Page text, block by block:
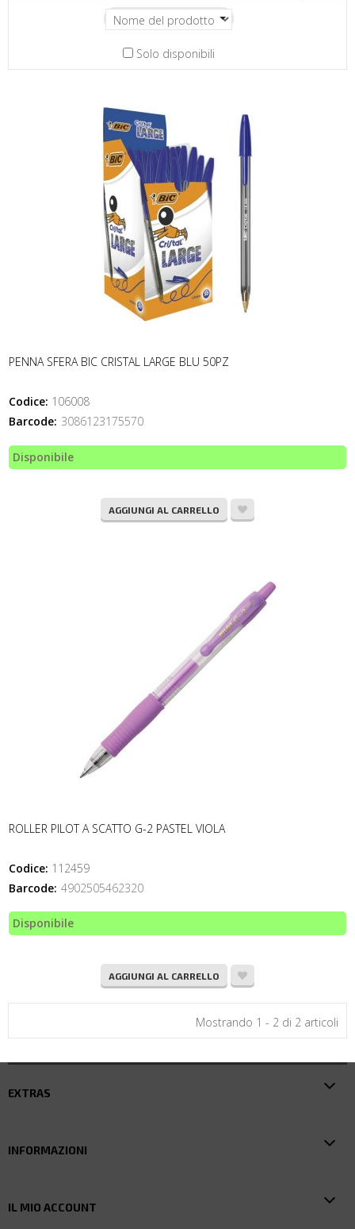
Solo disponibili
PENNA SFERA BIC CRISTAL LARGE BLU 50PZ
Codice: 106008
Barcode: 3086123175570
Disponibile
AGGIUNGI AL CARRELLO
ROLLER PILOT A SCATTO G-2 PASTEL VIOLA
Codice: 112459
Barcode: 4902505462320
Disponibile
AGGIUNGI AL CARRELLO
Mostrando 1 - 2 di 2 articoli
EXTRAS
INFORMAZIONI
IL MIO ACCOUNT